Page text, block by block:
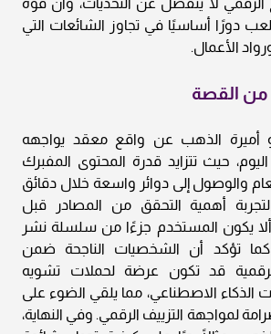
دورًا أساسيًا في تجاوز الشائعات التي
الأعمال.
من القصة
الذهب عن واقع معقد يواجهه
حيث تتزايد قدرة المحتوى المفبرك
والوصول إلى دوائر واسعة خلال دقائق
أهمية التحقق من المصادر قبل
يكون المستخدم جزءًا من سلسلة نشر
تؤكد أن الشخصيات الناجحة ضمن
قد تكون عرضة لحملات تشويه
الذكاء الاصطناعي، مما يلقي الضوء على
لمواجهة التزييف الرقمي. وفي النهاية،